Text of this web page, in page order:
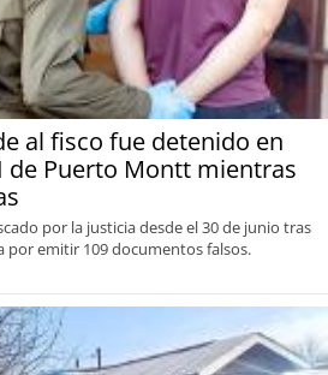
al fisco fue detenido en
de Puerto Montt mientras
por la justicia desde el 30 de junio tras
emitir 109 documentos falsos.